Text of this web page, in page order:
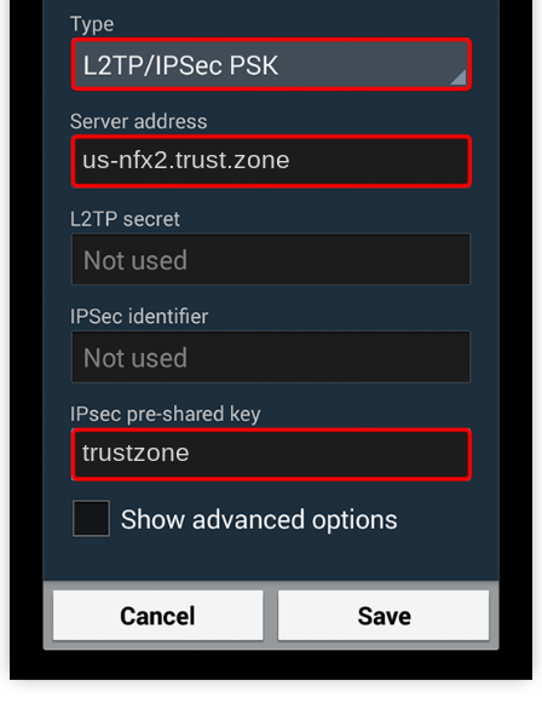
us-nfx2.trust.zone
trustzone